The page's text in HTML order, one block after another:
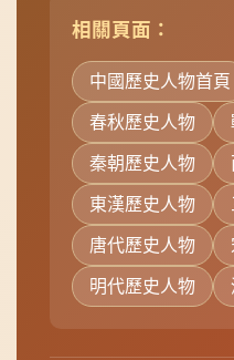
中國歷史人物首頁
春秋歷史人物
秦朝歷史人物
東漢歷史人物
唐代歷史人物
明代歷史人物